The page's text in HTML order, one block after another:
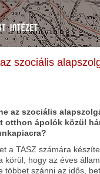
szociális
az szociális
otthon ápolók közül
a TASZ számára
körül, hogy az éves
többet szánni az idős,